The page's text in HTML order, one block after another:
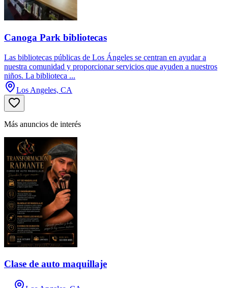
Canoga Park bibliotecas
Las bibliotecas públicas de Los Ángeles se centran en ayudar a
nuestra comunidad y proporcionar servicios que ayuden a nuestros
niños. La biblioteca ...
Los Angeles, CA
Más anuncios de interés
Clase de auto maquillaje